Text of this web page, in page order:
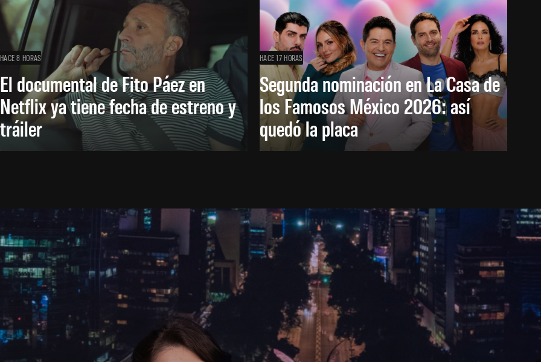
HACE 8 HORAS
El documental de Fito Páez en
Netflix ya tiene fecha de estreno y
tráiler
HACE 17 HORAS
Segunda nominación en La Casa de
los Famosos México 2026: así
quedó la placa